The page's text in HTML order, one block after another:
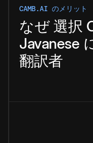
CAMB.AI のメリット
なぜ 選択
Javanese
翻訳者